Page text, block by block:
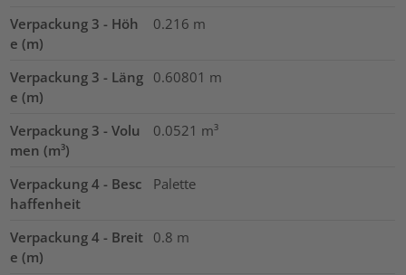
Verpackung 3 - Höh
e (m)
0.216 m
Verpackung 3 - Läng
e (m)
0.60801 m
Verpackung 3 - Volu
men (m³)
0.0521 m³
Verpackung 4 - Besc
haffenheit
Palette
Verpackung 4 - Breit
e (m)
0.8 m